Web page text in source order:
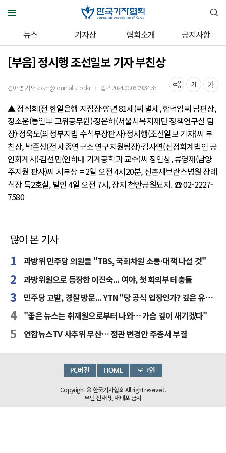
뉴스 기자상 협회소개 공지사항
[부음] 정시행 조선일보 기자 부친상
강아영 기자 sbsm@journalist.or.kr ｜ 입력 2024.09.06 09:34:33
▲ 정석희(전 한일은행 지점장·향년 81세)씨 별세, 함덕임씨 남편상,
정소운(통일부 고위공무원)·정은하(서울시복지재단 정책연구실 팀
장)·정욱도(의정부지법 수석부장판사)·정시행(조선일보 기자)씨 부
친상, 박준성(전 세종연구소 연구지원팀장)·김사연(신정회계법인 공
인회계사)·김선민(인하대 기계공학과 교수)씨 장인상, 류영재(남양
주지원 판사)씨 시부상 = 2일 오전 4시20분, 신촌세브란스병원 장례
식장 특2호실, 발인 4일 오전 7시, 장지 천안공원묘지. ☎ 02-2227-
7580
많이 본 기사
과방위 민주당 의원들 "TBS, 국회차원 소통·대책 나설 것"
과방위원으로 등장한 이진숙... 여야, 첫 회의부터 충돌
민주당 고발, 경찰 방문... YTN "당 공식 입장인가? 깊은 유감"
"좋은 뉴스는 취재원으로부터 나와… 가슴 깊이 새기겠다"
연합뉴스TV 사추위 무산… 정관 변경안 주총서 부결
Copyright © 한국기자협회 All right reserved.
무단 전재 및 재배포 금지